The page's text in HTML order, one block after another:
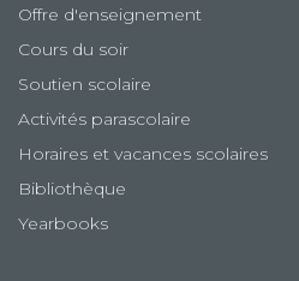
Offre d'enseignement
Cours du soir
Soutien scolaire
Activités parascolaire
Horaires et vacances scolaires
Bibliothèque
Yearbooks